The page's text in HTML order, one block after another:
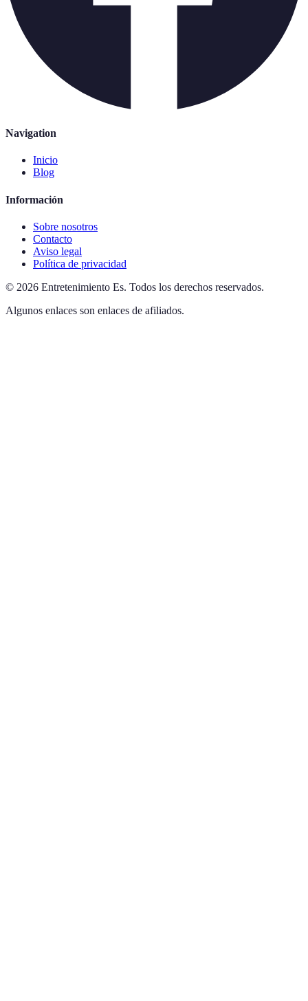
Navigation
Inicio
Blog
Información
Sobre nosotros
Contacto
Aviso legal
Política de privacidad
© 2026 Entretenimiento Es. Todos los derechos reservados.
Algunos enlaces son enlaces de afiliados.